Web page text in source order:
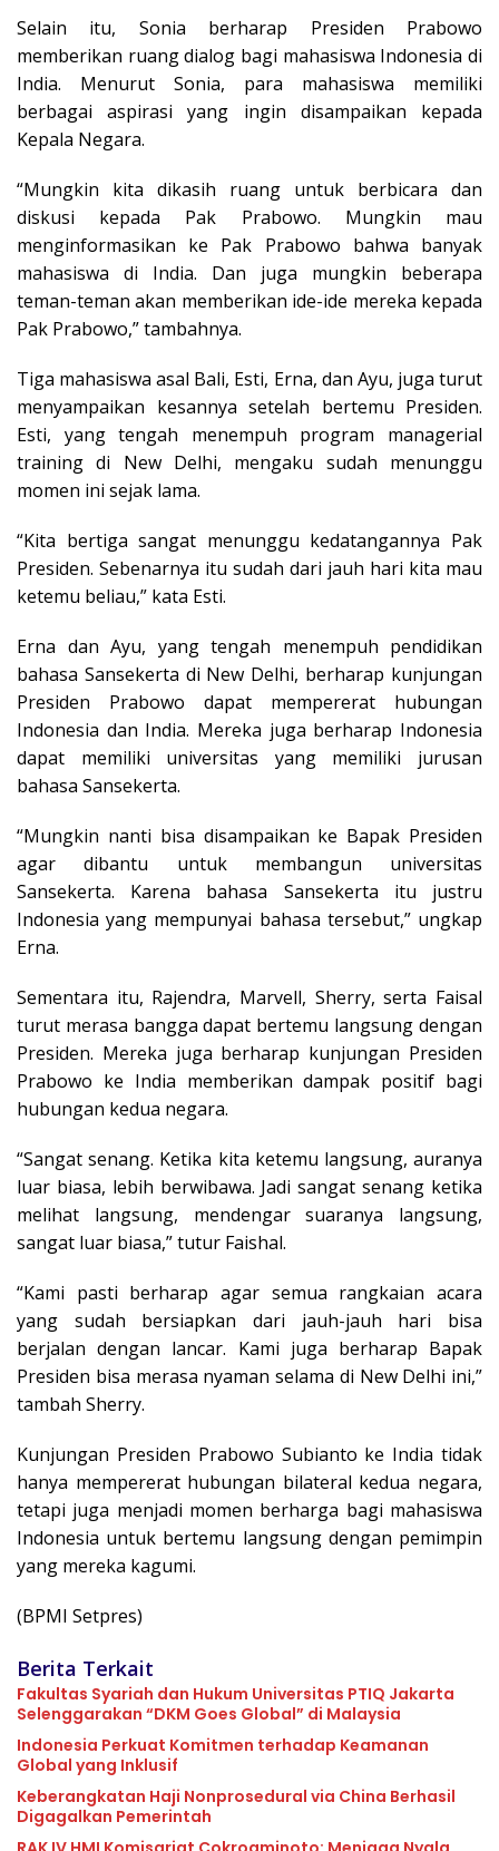
Selain itu, Sonia berharap Presiden Prabowo
memberikan ruang dialog bagi mahasiswa Indonesia di
India. Menurut Sonia, para mahasiswa memiliki
berbagai aspirasi yang ingin disampaikan kepada
Kepala Negara.
“Mungkin kita dikasih ruang untuk berbicara dan
diskusi kepada Pak Prabowo. Mungkin mau
menginformasikan ke Pak Prabowo bahwa banyak
mahasiswa di India. Dan juga mungkin beberapa
teman-teman akan memberikan ide-ide mereka kepada
Pak Prabowo,” tambahnya.
Tiga mahasiswa asal Bali, Esti, Erna, dan Ayu, juga turut
menyampaikan kesannya setelah bertemu Presiden.
Esti, yang tengah menempuh program managerial
training di New Delhi, mengaku sudah menunggu
momen ini sejak lama.
“Kita bertiga sangat menunggu kedatangannya Pak
Presiden. Sebenarnya itu sudah dari jauh hari kita mau
ketemu beliau,” kata Esti.
Erna dan Ayu, yang tengah menempuh pendidikan
bahasa Sansekerta di New Delhi, berharap kunjungan
Presiden Prabowo dapat mempererat hubungan
Indonesia dan India. Mereka juga berharap Indonesia
dapat memiliki universitas yang memiliki jurusan
bahasa Sansekerta.
“Mungkin nanti bisa disampaikan ke Bapak Presiden
agar dibantu untuk membangun universitas
Sansekerta. Karena bahasa Sansekerta itu justru
Indonesia yang mempunyai bahasa tersebut,” ungkap
Erna.
Sementara itu, Rajendra, Marvell, Sherry, serta Faisal
turut merasa bangga dapat bertemu langsung dengan
Presiden. Mereka juga berharap kunjungan Presiden
Prabowo ke India memberikan dampak positif bagi
hubungan kedua negara.
“Sangat senang. Ketika kita ketemu langsung, auranya
luar biasa, lebih berwibawa. Jadi sangat senang ketika
melihat langsung, mendengar suaranya langsung,
sangat luar biasa,” tutur Faishal.
“Kami pasti berharap agar semua rangkaian acara
yang sudah bersiapkan dari jauh-jauh hari bisa
berjalan dengan lancar. Kami juga berharap Bapak
Presiden bisa merasa nyaman selama di New Delhi ini,”
tambah Sherry.
Kunjungan Presiden Prabowo Subianto ke India tidak
hanya mempererat hubungan bilateral kedua negara,
tetapi juga menjadi momen berharga bagi mahasiswa
Indonesia untuk bertemu langsung dengan pemimpin
yang mereka kagumi.
(BPMI Setpres)
Berita Terkait
Fakultas Syariah dan Hukum Universitas PTIQ Jakarta
Selenggarakan “DKM Goes Global” di Malaysia
Indonesia Perkuat Komitmen terhadap Keamanan
Global yang Inklusif
Keberangkatan Haji Nonprosedural via China Berhasil
Digagalkan Pemerintah